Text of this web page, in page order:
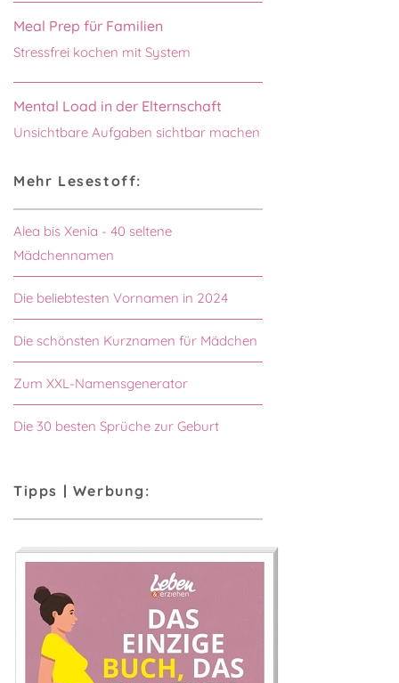
Meal Prep für Familien
Stressfrei kochen mit System
Mental Load in der Elternschaft
Unsichtbare Aufgaben sichtbar machen
Mehr Lesestoff:
Alea bis Xenia - 40 seltene
Mädchennamen
Die beliebtesten Vornamen in 2024
Die schönsten Kurznamen für Mädchen
Zum XXL-Namensgenerator
Die 30 besten Sprüche zur Geburt
Tipps | Werbung: